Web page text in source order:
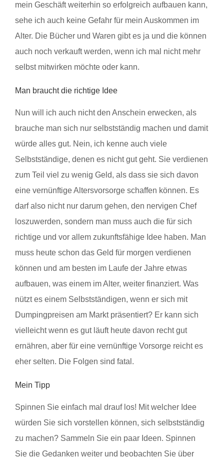
mein Geschäft weiterhin so erfolgreich aufbauen kann,
sehe ich auch keine Gefahr für mein Auskommen im
Alter. Die Bücher und Waren gibt es ja und die können
auch noch verkauft werden, wenn ich mal nicht mehr
selbst mitwirken möchte oder kann.
Man braucht die richtige Idee
Nun will ich auch nicht den Anschein erwecken, als
brauche man sich nur selbstständig machen und damit
würde alles gut. Nein, ich kenne auch viele
Selbstständige, denen es nicht gut geht. Sie verdienen
zum Teil viel zu wenig Geld, als dass sie sich davon
eine vernünftige Altersvorsorge schaffen können. Es
darf also nicht nur darum gehen, den nervigen Chef
loszuwerden, sondern man muss auch die für sich
richtige und vor allem zukunftsfähige Idee haben. Man
muss heute schon das Geld für morgen verdienen
können und am besten im Laufe der Jahre etwas
aufbauen, was einem im Alter, weiter finanziert. Was
nützt es einem Selbstständigen, wenn er sich mit
Dumpingpreisen am Markt präsentiert? Er kann sich
vielleicht wenn es gut läuft heute davon recht gut
ernähren, aber für eine vernünftige Vorsorge reicht es
eher selten. Die Folgen sind fatal.
Mein Tipp
Spinnen Sie einfach mal drauf los! Mit welcher Idee
würden Sie sich vorstellen können, sich selbstständig
zu machen? Sammeln Sie ein paar Ideen. Spinnen
Sie die Gedanken weiter und beobachten Sie über